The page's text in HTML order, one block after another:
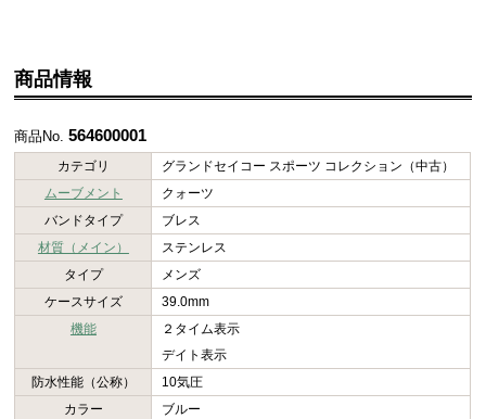
商品情報
商品No.564600001
カテゴリ
グランドセイコー スポーツ コレクション（中古）
ムーブメント
クォーツ
バンドタイプ
ブレス
材質（メイン）
ステンレス
タイプ
メンズ
ケースサイズ
39.0mm
機能
２タイム表示
デイト表示
防水性能（公称）
10気圧
カラー
ブルー